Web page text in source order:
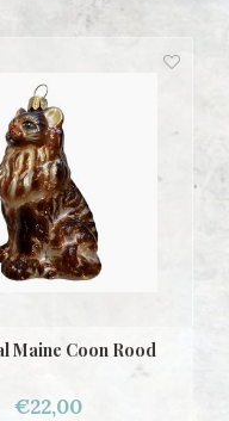
Maine Coon Rood
€22,00